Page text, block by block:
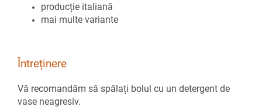
producție italiană
mai multe variante
Întreținere
Vă recomandăm să spălați bolul cu un detergent de
vase neagresiv.